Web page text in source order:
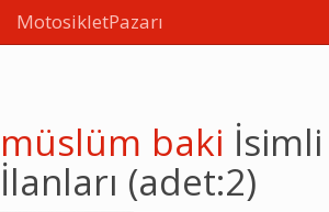
MotosikletPazarı
müslüm baki İsimli
İlanları (adet:2)